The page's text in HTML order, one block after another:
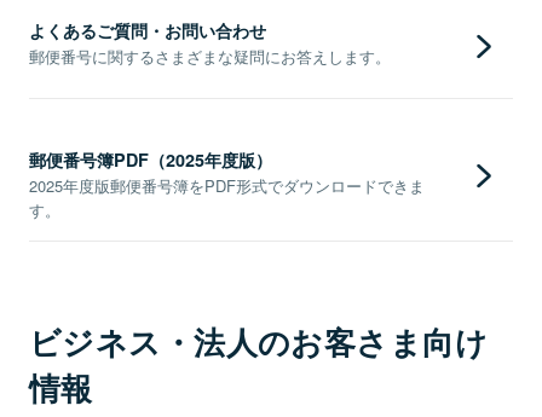
よくあるご質問・お問い合わせ
郵便番号に関するさまざまな疑問にお答えします。
郵便番号簿PDF（2025年度版）
2025年度版郵便番号簿をPDF形式でダウンロードできま
す。
ビジネス・法人のお客さま向け
情報